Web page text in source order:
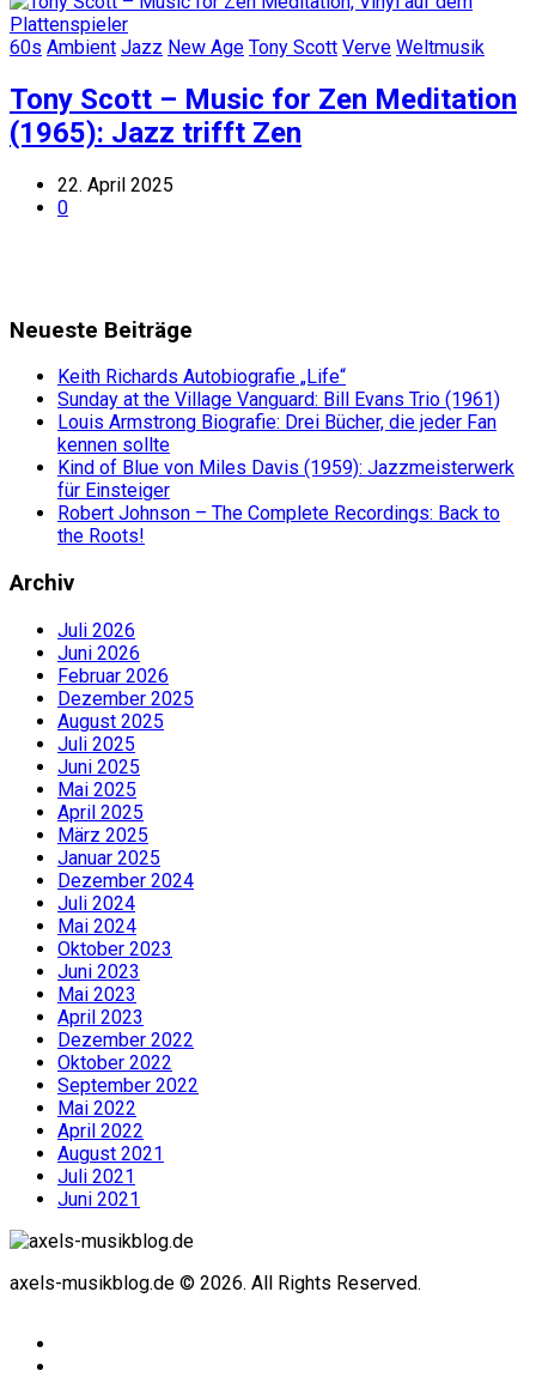
60s Ambient Jazz New Age Tony Scott Verve Weltmusik
Tony Scott – Music for Zen Meditation
(1965): Jazz trifft Zen
22. April 2025
0
Neueste Beiträge
Keith Richards Autobiografie „Life“
Sunday at the Village Vanguard: Bill Evans Trio (1961)
Louis Armstrong Biografie: Drei Bücher, die jeder Fan
kennen sollte
Kind of Blue von Miles Davis (1959): Jazzmeisterwerk
für Einsteiger
Robert Johnson – The Complete Recordings: Back to
the Roots!
Archiv
Juli 2026
Juni 2026
Februar 2026
Dezember 2025
August 2025
Juli 2025
Juni 2025
Mai 2025
April 2025
März 2025
Januar 2025
Dezember 2024
Juli 2024
Mai 2024
Oktober 2023
Juni 2023
Mai 2023
April 2023
Dezember 2022
Oktober 2022
September 2022
Mai 2022
April 2022
August 2021
Juli 2021
Juni 2021
axels-musikblog.de © 2026. All Rights Reserved.